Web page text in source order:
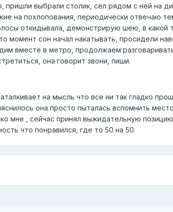
выбрали столик, сел рядом с ней на
на похлопования, периодически отвечаю
откидывала, демонстрирую шею, в какой
момент сон начал накатывать, просидели
вместе в метро, продолжаем
она говорит звони, пиши.
на мысль что все ни так гладко
она просто пыталась вспомнить
мне , сейчас принял выжидательную
что понравился, где то 50 на 50